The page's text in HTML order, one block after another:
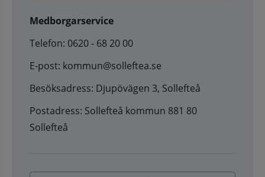
Medborgarservice
Telefon: 0620 - 68 20 00
E-post: kommun@solleftea.se
Besöksadress: Djupövägen 3, Sollefteå
Postadress: Sollefteå kommun 881 80
Sollefteå